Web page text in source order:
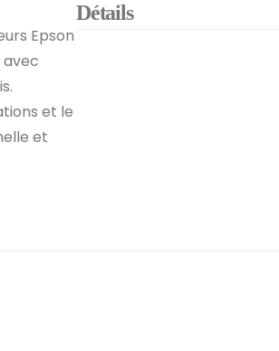
Epson
avec
et le
et
Détails